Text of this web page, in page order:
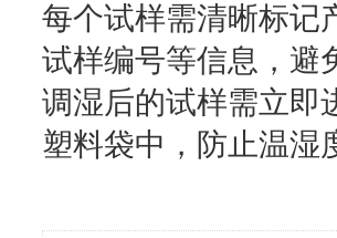
每个试样需清晰标记
试样编号等信息，避
调湿后的试样需立即
塑料袋中，防止温湿